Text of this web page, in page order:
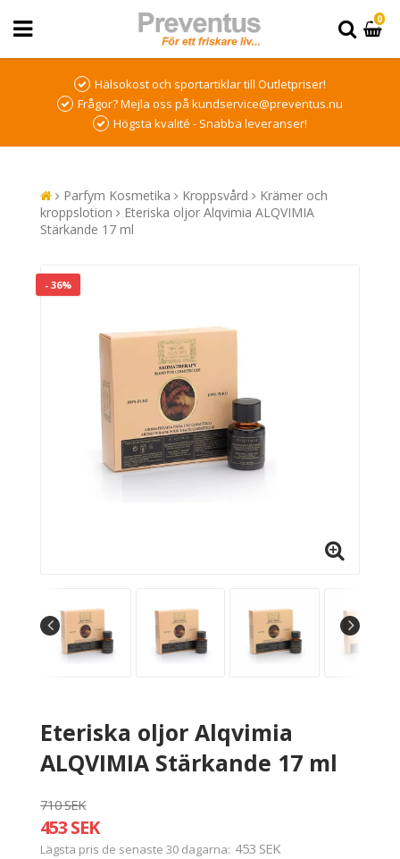
0
Hälsokost och sportartiklar till Outletpriser!
Frågor? Mejla oss på kundservice@preventus.nu
Högsta kvalité - Snabba leveranser!
Parfym Kosmetika Kroppsvård
Krämer och
kroppslotion
Eteriska oljor Alqvimia ALQVIMIA
Stärkande 17 ml
- 36%
Eteriska oljor Alqvimia
ALQVIMIA Stärkande 17 ml
710 SEK
453 SEK
Lägsta pris de senaste 30 dagarna 453 SEK